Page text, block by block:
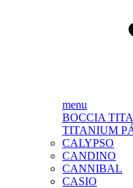
menu
BOCCIA
TITANIUM
CALYPSO
CANDINO
CANNIBAL
CASIO